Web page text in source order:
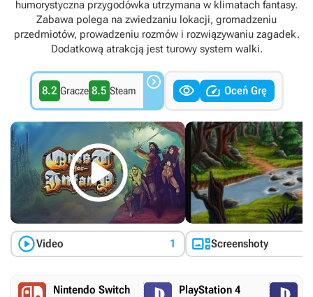
humorystyczna przygodówka utrzymana w klimatach fantasy.
Zabawa polega na zwiedzaniu lokacji, gromadzeniu
przedmiotów, prowadzeniu rozmów i rozwiązywaniu zagadek.
Dodatkową atrakcją jest turowy system walki.
8.2 Gracze 8.5 Steam    Oceń Grę

Video 1 Screenshoty
Nintendo Switch PlayStation 4